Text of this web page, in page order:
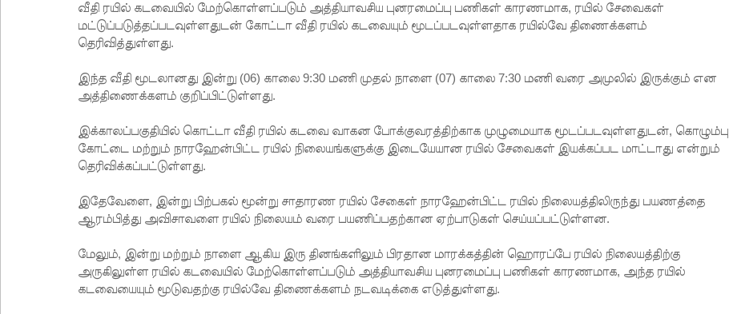
வீதி ரயில் கடவையில் மேற்கொள்ளப்படும் அத்தியாவசிய புனரமைப்பு பணிகள் காரணமாக, ரயில் சேவைகள்
மட்டுப்படுத்தப்படவுள்ளதுடன் கோட்டா வீதி ரயில் கடவையும் மூடப்படவுள்ளதாக ரயில்வே திணைக்களம்
தெரிவித்துள்ளது.
இந்த வீதி மூடலானது இன்று (06) காலை 9:30 மணி முதல் நாளை (07) காலை 7:30 மணி வரை அமுலில் இருக்கும் என
அத்திணைக்களம் குறிப்பிட்டுள்ளது.
இக்காலப்பகுதியில் கொட்டா வீதி ரயில் கடவை வாகன போக்குவரத்திற்காக முழுமையாக மூடப்படவுள்ளதுடன், கொழும்பு
கோட்டை மற்றும் நாரஹேன்பிட்ட ரயில் நிலையங்களுக்கு இடையேயான ரயில் சேவைகள் இயக்கப்பட மாட்டாது என்றும்
தெரிவிக்கப்பட்டுள்ளது.
இதேவேளை, இன்று பிற்பகல் மூன்று சாதாரண ரயில் சேகைள் நாரஹேன்பிட்ட ரயில் நிலையத்திலிருந்து பயணத்தை
ஆரம்பித்து அவிசாவளை ரயில் நிலையம் வரை பயணிப்பதற்கான ஏற்பாடுகள் செய்யப்பட்டுள்ளன.
மேலும், இன்று மற்றும் நாளை ஆகிய இரு தினங்களிலும் பிரதான மாரக்கத்தின் ஹொரப்பே ரயில் நிலையத்திற்கு
அருகிலுள்ள ரயில் கடவையில் மேற்கொள்ளப்படும் அத்தியாவசிய புனரமைப்பு பணிகள் காரணமாக, அந்த ரயில்
கடவையையும் மூடுவதற்கு ரயில்வே திணைக்களம் நடவடிக்கை எடுத்துள்ளது.